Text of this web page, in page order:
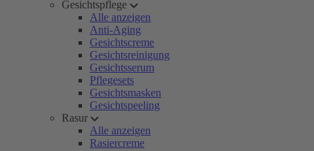
Gesichtspflege
Alle anzeigen
Anti-Aging
Gesichtscreme
Gesichtsreinigung
Gesichtsserum
Pflegesets
Gesichtsmasken
Gesichtspeeling
Rasur
Alle anzeigen
Rasiercreme